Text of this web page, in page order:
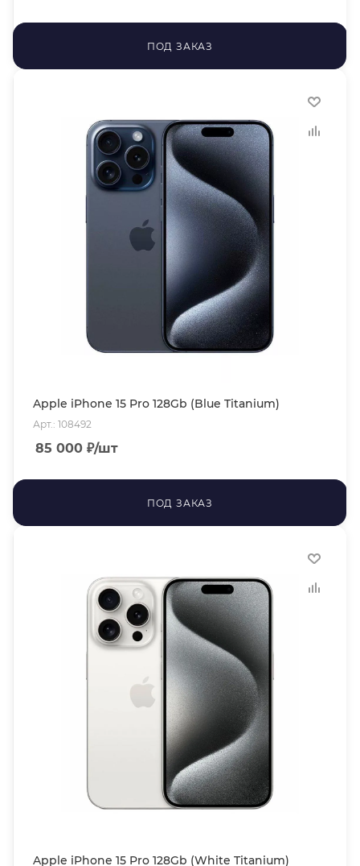
ПОД ЗАКАЗ
Apple iPhone 15 Pro 128Gb (Blue Titanium)
Арт.: 108492
85 000 ₽/шт
ПОД ЗАКАЗ
Apple iPhone 15 Pro 128Gb (White Titanium)